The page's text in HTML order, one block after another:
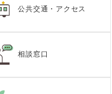
公共交通・アクセス
相談窓口